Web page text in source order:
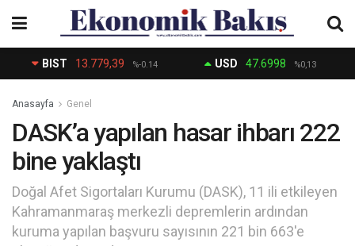
BIST 13.779,39 %-0.14 USD 47.6998 %0,13
Anasayfa Genel
DASK’a yapılan hasar ihbarı 222
bine yaklaştı
Doğal Afet Sigortaları Kurumu (DASK), 11 ili etkileyen
Kahramanmaraş merkezli depremlerin ardından
kuruma yapılan başvuru sayısının 221 bin 663'e